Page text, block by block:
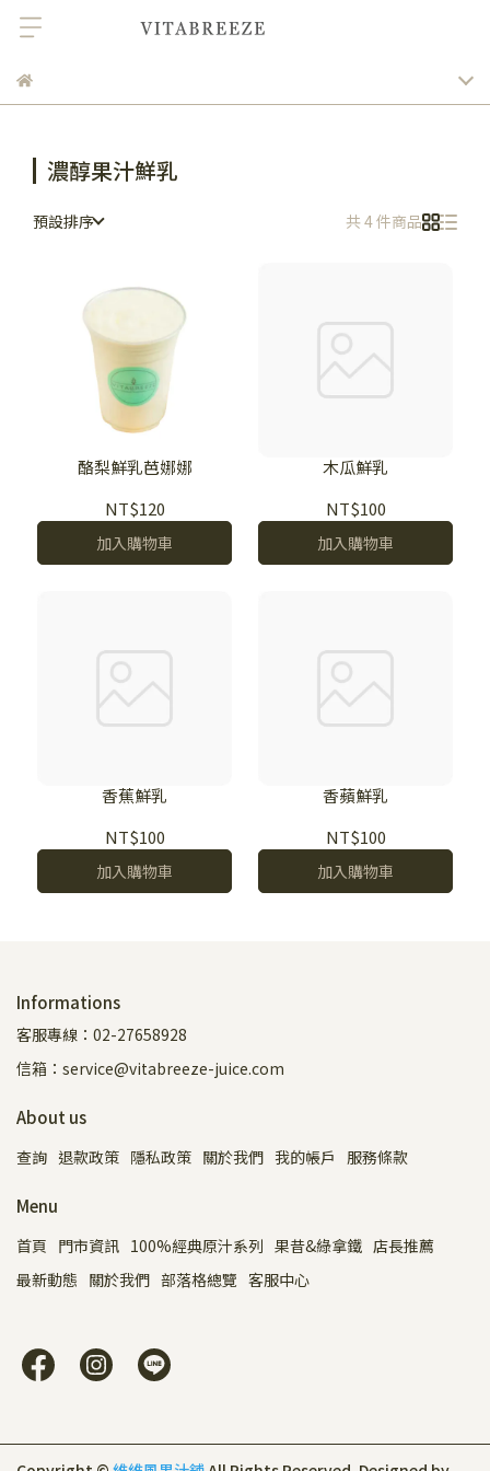
濃醇果汁鮮乳
預設排序 共 4 件商品
酪梨鮮乳芭娜娜
NT$120
加入購物車
木瓜鮮乳
NT$100
加入購物車
香蕉鮮乳
NT$100
加入購物車
香蘋鮮乳
NT$100
加入購物車
Informations
客服專線：02-27658928
信箱：service@vitabreeze-juice.com
About us
查詢 退款政策 隱私政策 關於我們 我的帳戶 服務條款
Menu
首頁 門市資訊 100%經典原汁系列 果昔&綠拿鐵 店長推薦
最新動態 關於我們 部落格總覽 客服中心